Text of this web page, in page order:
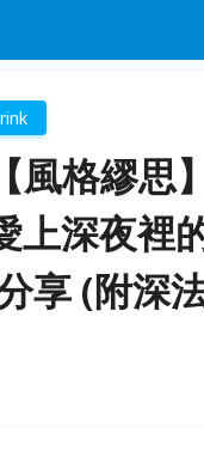
風格繆
深夜裡
享 (附深